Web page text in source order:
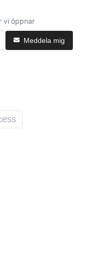
vi öppnar
Meddela mig